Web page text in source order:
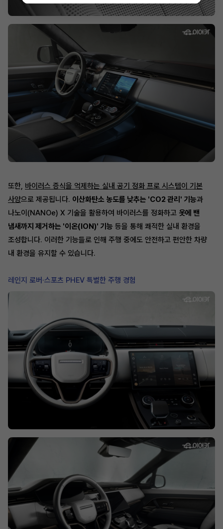
또한, 바이러스 증식을 억제하는 실내 공기 정화 프로 시스템이 기본
사양으로 제공됩니다. 이산화탄소 농도를 낮추는 'CO2 관리' 기능과
나노이(NANOe) X 기술을 활용하여 바이러스를 정화하고 옷에 밴
냄새까지 제거하는 '이온(ION)' 기능 등을 통해 쾌적한 실내 환경을
조성합니다. 이러한 기능들로 인해 주행 중에도 안전하고 편안한 차량
내 환경을 유지할 수 있습니다.
레인지 로버·스포츠 PHEV 특별한 주행 경험